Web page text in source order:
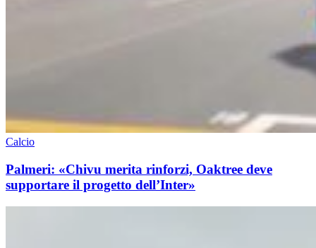
Calcio
Palmeri: «Chivu merita rinforzi, Oaktree deve
supportare il progetto dell’Inter»